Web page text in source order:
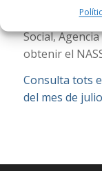
Social,
obtenir el
Consulta tots
del mes de